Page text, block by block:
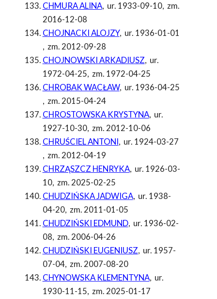
CHMURA ALINA, ur. 1933-09-10, zm.
2016-12-08
CHOJNACKI ALOJZY, ur. 1936-01-01
, zm. 2012-09-28
CHOJNOWSKI ARKADIUSZ, ur.
1972-04-25, zm. 1972-04-25
CHROBAK WACŁAW, ur. 1936-04-25
, zm. 2015-04-24
CHROSTOWSKA KRYSTYNA, ur.
1927-10-30, zm. 2012-10-06
CHRUŚCIEL ANTONI, ur. 1924-03-27
, zm. 2012-04-19
CHRZĄSZCZ HENRYKA, ur. 1926-03-
10, zm. 2025-02-25
CHUDZIŃSKA JADWIGA, ur. 1938-
04-20, zm. 2011-01-05
CHUDZIŃSKI EDMUND, ur. 1936-02-
08, zm. 2006-04-26
CHUDZIŃSKI EUGENIUSZ, ur. 1957-
07-04, zm. 2007-08-20
CHYNOWSKA KLEMENTYNA, ur.
1930-11-15, zm. 2025-01-17